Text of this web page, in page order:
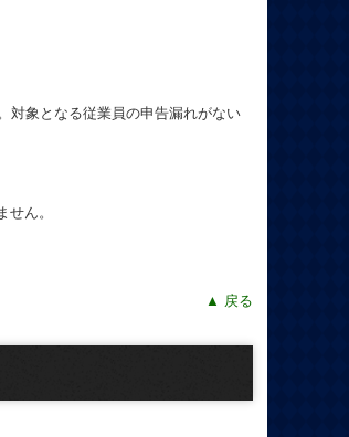
対象となる従業員の申告漏れがない
ん。
▲ 戻る